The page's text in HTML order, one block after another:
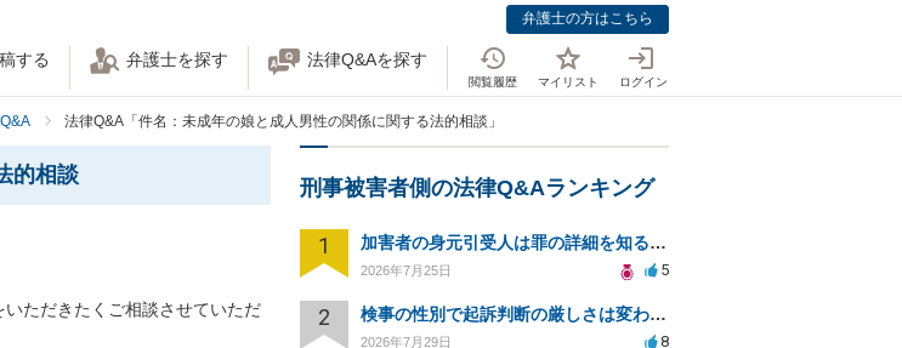
弁護士の方はこちら
する 弁護士を探す 法律Q&Aを探す
閲覧履歴 マイリスト ログイン
法律Q&A「件名：未成年の娘と成人男性の関係に関する法的相談」
的相談
ただきたくご相談させていただ
刑事被害者側の法律Q&Aランキング
1 加害者の身元引受人は罪の詳細を知ることができるか？
2026年7月25日 5
2 検事の性別で起訴判断の厳しさは変わるのか知りたい
2026年7月29日 8